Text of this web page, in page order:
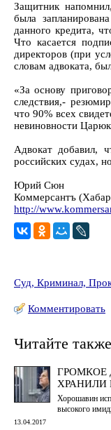
Защитник
была
данного кредита,
Что касается
директоров (при
словам адвоката,
«За основу
следствия,-
что 90% всех
невиновности
Адвокат добавил,
российских судах,
Юрий Сюн
Коммерсантъ
http://
Суд, Криминал,
Комментировать
Читайте также
ГРОМКОЕ
ХРАНИЛИ
Хорошавин
высокого
13.04.2017